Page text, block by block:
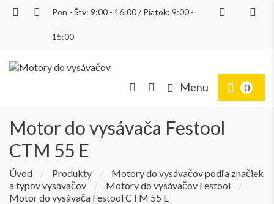
Pon - Štv: 9:00 - 16:00 / Piatok: 9:00 -
15:00
Menu 0
Motor do vysávača Festool
CTM 55 E
Úvod / Produkty /
Motory do vysávačov podľa značiek
a typov vysávačov
/ Motory do vysávačov Festool
/
Motor do vysávača Festool CTM 55 E